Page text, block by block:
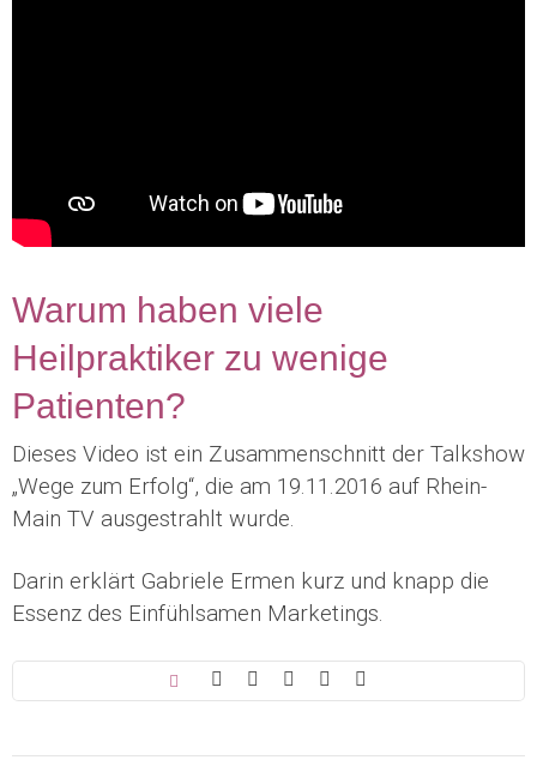
Warum haben viele
Heilpraktiker zu wenige
Patienten?
Dieses Video ist ein Zusammenschnitt der Talkshow
„Wege zum Erfolg“, die am 19.11.2016 auf Rhein-
Main TV ausgestrahlt wurde.
Darin erklärt Gabriele Ermen kurz und knapp die
Essenz des Einfühlsamen Marketings.